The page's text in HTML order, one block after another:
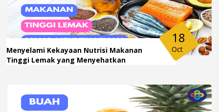
Menyelami Kekayaan Nutrisi Makanan
Tinggi Lemak yang Menyehatkan
18
Oct